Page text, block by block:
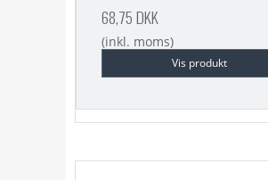
68,75 DKK
(inkl. moms)
Vis produkt